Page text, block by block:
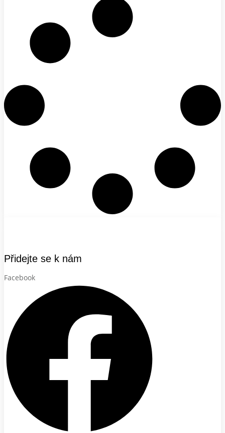
Přidejte se k nám
Facebook